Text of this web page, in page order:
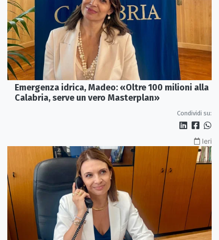
Emergenza idrica, Madeo: «Oltre 100 milioni alla
Calabria, serve un vero Masterplan»
Condividi su:
Ieri